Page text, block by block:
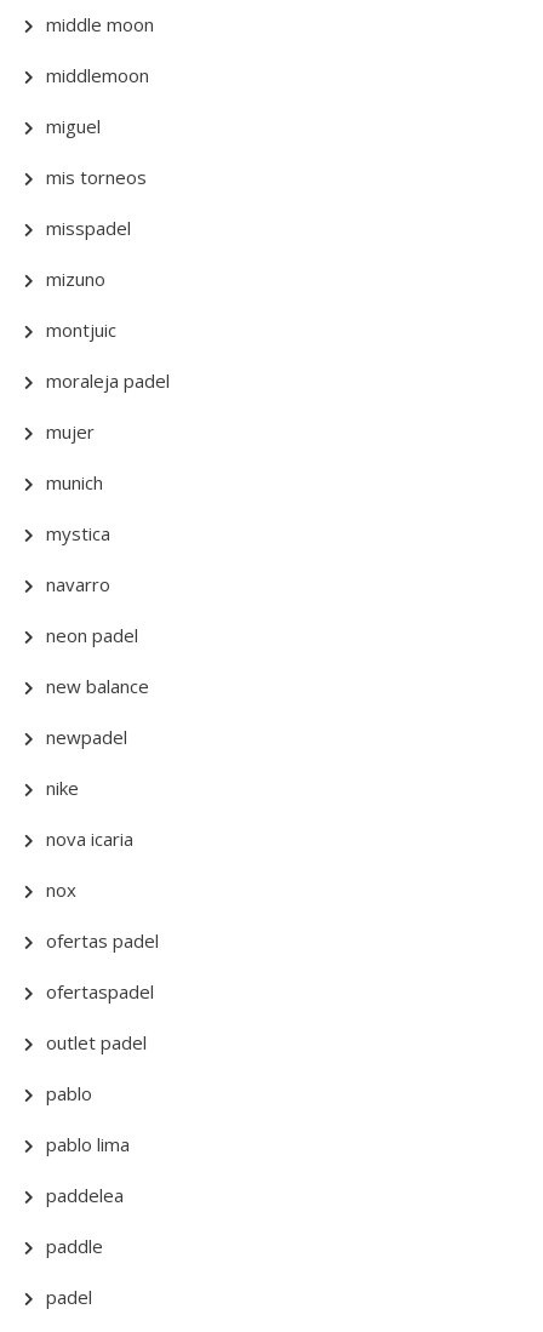
middle moon
middlemoon
miguel
mis torneos
misspadel
mizuno
montjuic
moraleja padel
mujer
munich
mystica
navarro
neon padel
new balance
newpadel
nike
nova icaria
nox
ofertas padel
ofertaspadel
outlet padel
pablo
pablo lima
paddelea
paddle
padel